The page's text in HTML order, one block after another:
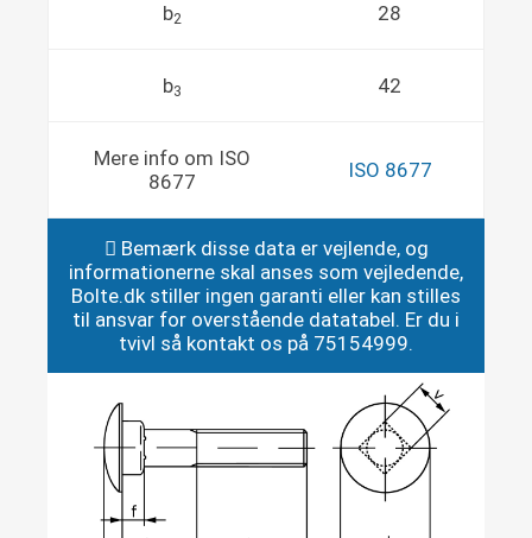
b2 28
b3 42
Mere info om ISO
8677
ISO 8677
Bemærk disse data er vejlende, og
informationerne skal anses som vejledende,
Bolte.dk stiller ingen garanti eller kan stilles
til ansvar for overstående datatabel. Er du i
tvivl så kontakt os på 75154999.